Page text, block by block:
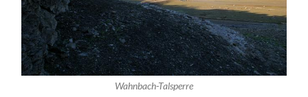
Wahnbach-Talsperre